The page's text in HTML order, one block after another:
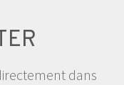
dans